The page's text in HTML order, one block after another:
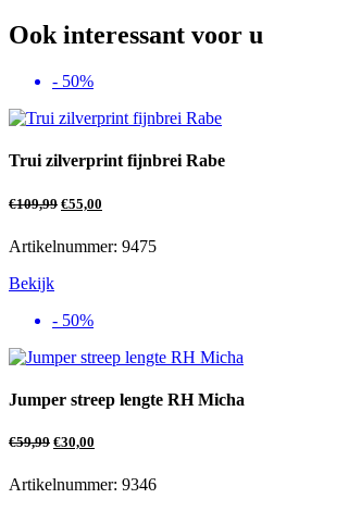
Ook interessant voor u
- 50%
Trui zilverprint fijnbrei Rabe
€109,99 €55,00
Artikelnummer: 9475
Bekijk
- 50%
Jumper streep lengte RH Micha
€59,99 €30,00
Artikelnummer: 9346